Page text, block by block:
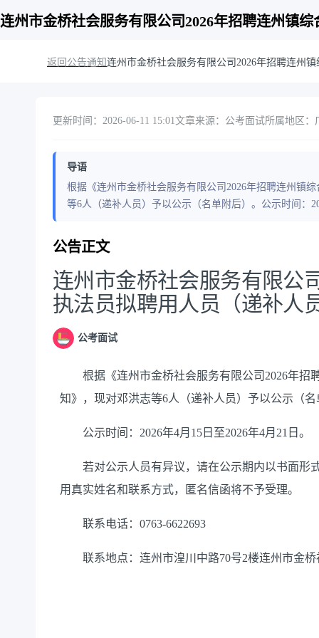
连州市金桥社会服务有限公司2026年招聘连州镇
返回公告通知连州市金桥社会服务有限公司2026年招聘连州
更新时间：2026-06-11 15:01文章来源：公考面试所属地区：
导语
根据《连州市金桥社会服务有限公司2026年招聘连州镇
等6人（递补人员）予以公示（名单附后）。公示时间：
公告正文
连州市金桥社会服务有限公
执法员拟聘用人员（递补人
公考面试
根据《连州市金桥社会服务有限公司2026年招
知》，现对邓洪志等6人（递补人员）予以公示（
公示时间：2026年4月15日至2026年4月21日。
若对公示人员有异议，请在公示期内以书面形
用真实姓名和联系方式，匿名信函将不予受理。
联系电话：0763-6622693
联系地点：连州市湟川中路70号2楼连州市金桥